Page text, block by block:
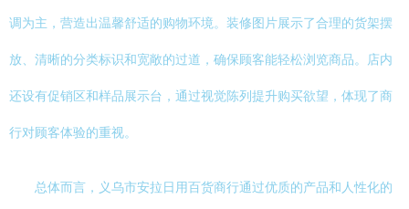
调为主，营造出温馨舒适的购物环境。装修图片展示了合理的货架摆
放、清晰的分类标识和宽敞的过道，确保顾客能轻松浏览商品。店内
还设有促销区和样品展示台，通过视觉陈列提升购买欲望，体现了商
行对顾客体验的重视。
总体而言，义乌市安拉日用百货商行通过优质的产品和人性化的